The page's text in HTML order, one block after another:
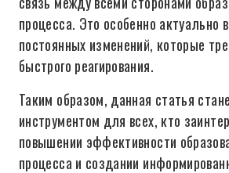
процесса. Это особенно актуально
постоянных изменений, которые
быстрого реагирования.
Таким образом, данная статья
инструментом для всех, кто
повышении эффективности
процесса и создании